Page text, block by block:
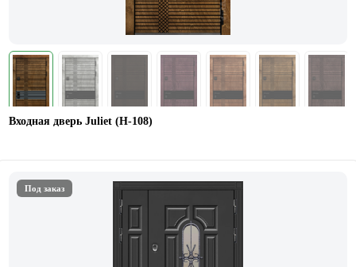
Входная дверь Juliet (Н-108)
Под заказ